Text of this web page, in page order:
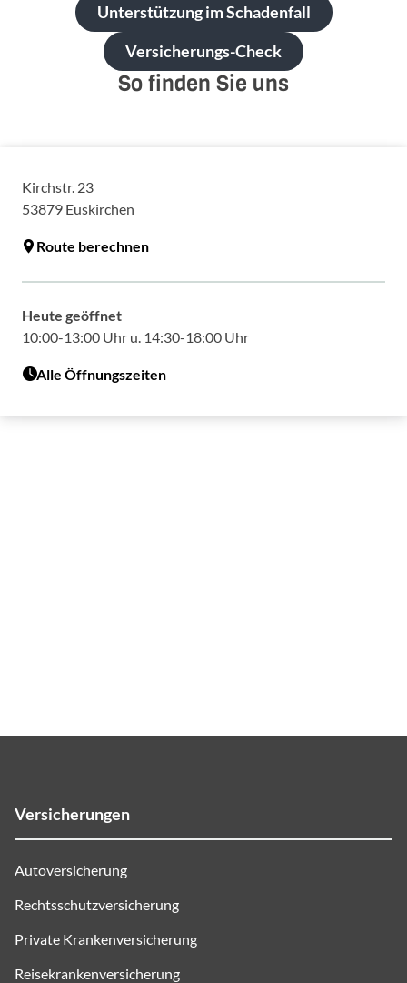
Unterstützung im Schadenfall
Versicherungs-Check
So finden Sie uns
Kirchstr. 23
53879 Euskirchen
Route berechnen
Heute geöffnet
10:00-13:00 Uhr u. 14:30-18:00 Uhr
Alle Öffnungszeiten
Versicherungen
Autoversicherung
Rechtsschutzversicherung
Private Krankenversicherung
Reisekrankenversicherung